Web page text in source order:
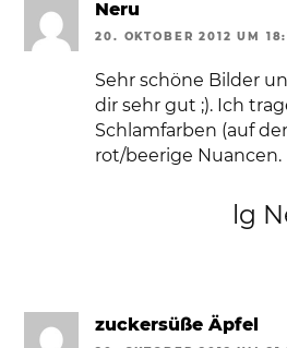
Neru
20. OKTOBER 2012 UM
Sehr schöne Bilder
dir sehr gut ;). Ich
Schlamfarben (auf
rot/beerige Nuancen.
lg
zuckersüße Äpfel